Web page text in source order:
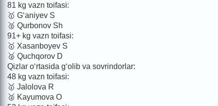
81 kg vazn toifasi:
🥇 G‘aniyev S
🥈 Qurbonov Sh
91+ kg vazn toifasi:
🥇 Xasanboyev S
🥈 Quchqorov D
Qizlar o‘rtasida g‘olib va sovrindorlar:
48 kg vazn toifasi:
🥇 Jalolova R
🥈 Kayumova O